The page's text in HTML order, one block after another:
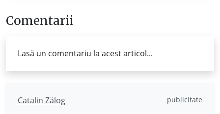
Comentarii
Lasă un comentariu la acest articol...
Catalin Zălog publicitate